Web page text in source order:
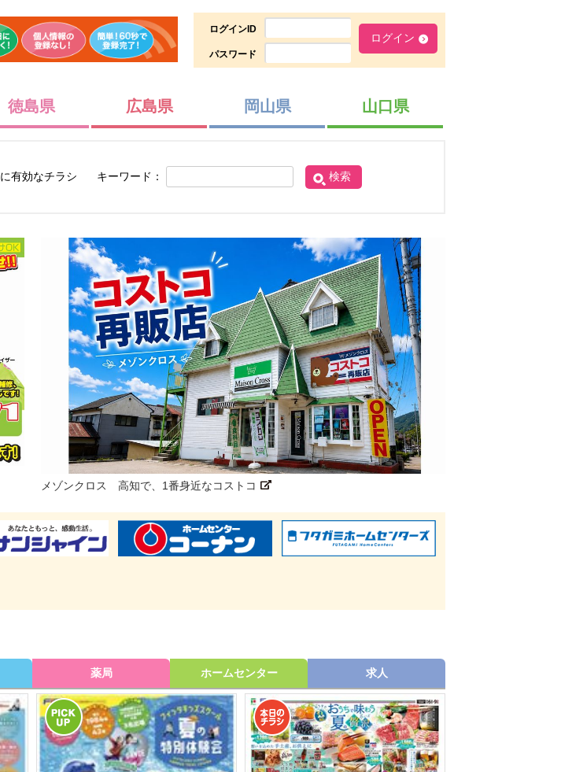
ログインID
パスワード
徳島県 広島県 岡山県 山口県
に有効なチラシ キーワード： 検索
メゾンクロス 高知で、1番身近なコストコ
薬局 ホームセンター 求人